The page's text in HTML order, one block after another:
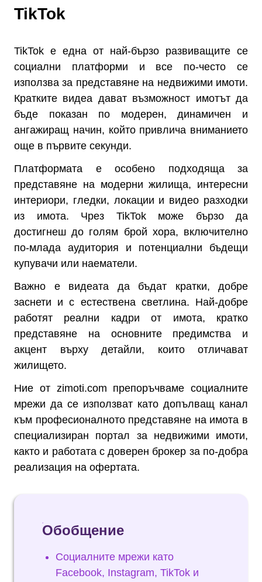
TikTok
TikTok е една от най-бързо развиващите се
социални платформи и все по-често се
използва за представяне на недвижими имоти.
Кратките видеа дават възможност имотът да
бъде показан по модерен, динамичен и
ангажиращ начин, който привлича вниманието
още в първите секунди.
Платформата е особено подходяща за
представяне на модерни жилища, интересни
интериори, гледки, локации и видео разходки
из имота. Чрез TikTok може бързо да
достигнеш до голям брой хора, включително
по-млада аудитория и потенциални бъдещи
купувачи или наематели.
Важно е видеата да бъдат кратки, добре
заснети и с естествена светлина. Най-добре
работят реални кадри от имота, кратко
представяне на основните предимства и
акцент върху детайли, които отличават
жилището.
Ние от zimoti.com препоръчваме социалните
мрежи да се използват като допълващ канал
към професионалното представяне на имота в
специализиран портал за недвижими имоти,
както и работата с доверен брокер за по-добра
реализация на офертата.
Обобщение
Социалните мрежи като
Facebook, Instagram, TikTok и